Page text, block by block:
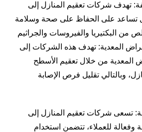
تهدف شركات تعقيم المنازل إلى
تساعد على الحفاظ على صحة وسلامة
من البكتيريا والفيروسات والجراثيم
المعدية: تهدف هذه الشركات إلى
المعدية من خلال تعقيم الأسطح
وبالتالي تقليل فرص الإصابة
تسعى شركات تعقيم المنازل إلى
للعملاء، تتضمن استخدام